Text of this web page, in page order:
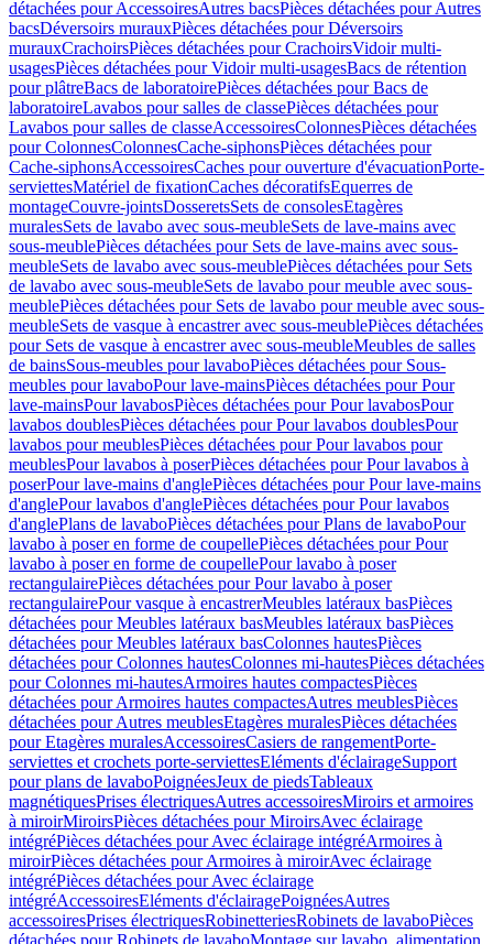
détachées pour AccessoiresAutres bacsPièces détachées pour Autres
bacsDéversoirs murauxPièces détachées pour Déversoirs
murauxCrachoirsPièces détachées pour CrachoirsVidoir multi-
usagesPièces détachées pour Vidoir multi-usagesBacs de rétention
pour plâtreBacs de laboratoirePièces détachées pour Bacs de
laboratoireLavabos pour salles de classePièces détachées pour
Lavabos pour salles de classeAccessoiresColonnesPièces détachées
pour ColonnesColonnesCache-siphonsPièces détachées pour
Cache-siphonsAccessoiresCaches pour ouverture d'évacuationPorte-
serviettesMatériel de fixationCaches décoratifsEquerres de
montageCouvre-jointsDosseretsSets de consolesEtagères
muralesSets de lavabo avec sous-meubleSets de lave-mains avec
sous-meublePièces détachées pour Sets de lave-mains avec sous-
meubleSets de lavabo avec sous-meublePièces détachées pour Sets
de lavabo avec sous-meubleSets de lavabo pour meuble avec sous-
meublePièces détachées pour Sets de lavabo pour meuble avec sous-
meubleSets de vasque à encastrer avec sous-meublePièces détachées
pour Sets de vasque à encastrer avec sous-meubleMeubles de salles
de bainsSous-meubles pour lavaboPièces détachées pour Sous-
meubles pour lavaboPour lave-mainsPièces détachées pour Pour
lave-mainsPour lavabosPièces détachées pour Pour lavabosPour
lavabos doublesPièces détachées pour Pour lavabos doublesPour
lavabos pour meublesPièces détachées pour Pour lavabos pour
meublesPour lavabos à poserPièces détachées pour Pour lavabos à
poserPour lave-mains d'anglePièces détachées pour Pour lave-mains
d'anglePour lavabos d'anglePièces détachées pour Pour lavabos
d'anglePlans de lavaboPièces détachées pour Plans de lavaboPour
lavabo à poser en forme de coupellePièces détachées pour Pour
lavabo à poser en forme de coupellePour lavabo à poser
rectangulairePièces détachées pour Pour lavabo à poser
rectangulairePour vasque à encastrerMeubles latéraux basPièces
détachées pour Meubles latéraux basMeubles latéraux basPièces
détachées pour Meubles latéraux basColonnes hautesPièces
détachées pour Colonnes hautesColonnes mi-hautesPièces détachées
pour Colonnes mi-hautesArmoires hautes compactesPièces
détachées pour Armoires hautes compactesAutres meublesPièces
détachées pour Autres meublesEtagères muralesPièces détachées
pour Etagères muralesAccessoiresCasiers de rangementPorte-
serviettes et crochets porte-serviettesEléments d'éclairageSupport
pour plans de lavaboPoignéesJeux de piedsTableaux
magnétiquesPrises électriquesAutres accessoiresMiroirs et armoires
à miroirMiroirsPièces détachées pour MiroirsAvec éclairage
intégréPièces détachées pour Avec éclairage intégréArmoires à
miroirPièces détachées pour Armoires à miroirAvec éclairage
intégréPièces détachées pour Avec éclairage
intégréAccessoiresEléments d'éclairagePoignéesAutres
accessoiresPrises électriquesRobinetteriesRobinets de lavaboPièces
détachées pour Robinets de lavaboMontage sur lavabo, alimentation